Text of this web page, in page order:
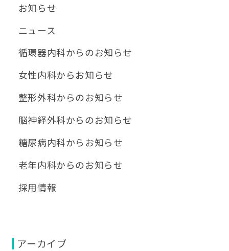
お知らせ
ニュース
循環器内科からのお知らせ
女性内科からお知らせ
整形外科からのお知らせ
脳神経外科からのお知らせ
糖尿病内科からお知らせ
老年内科からのお知らせ
採用情報
アーカイブ